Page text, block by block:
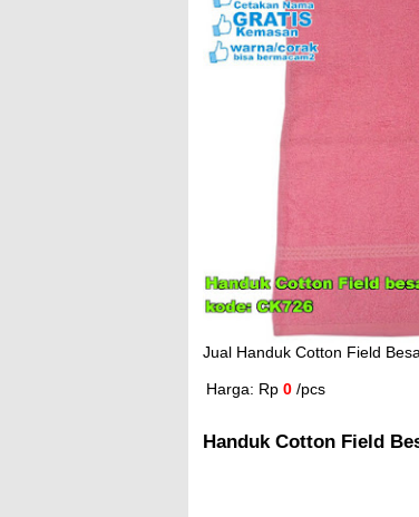
Jual Handuk Cotton Field
Harga: Rp 0 /pcs
Handuk Cotton Field